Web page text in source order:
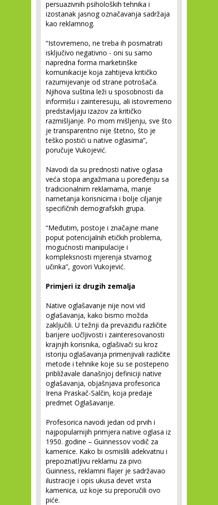
persuazivnih psiholoških tehnika i
izostanak jasnog označavanja sadržaja
kao reklamnog.
“Istovremeno, ne treba ih posmatrati
isključivo negativno - oni su samo
napredna forma marketinške
komunikacije koja zahtijeva kritičko
razumijevanje od strane potrošača.
Njihova suština leži u sposobnosti da
informišu i zainteresuju, ali istovremeno
predstavljaju izazov za kritičko
razmišljanje. Po mom mišljenju, sve što
je transparentno nije štetno, što je
teško postići u native oglasima”,
poručuje Vukojević.
Navodi da su prednosti native oglasa
veća stopa angažmana u poređenju sa
tradicionalnim reklamama, manje
nametanja korisnicima i bolje ciljanje
specifičnih demografskih grupa.
“Međutim, postoje i značajne mane
poput potencijalnih etičkih problema,
mogućnosti manipulacije i
kompleksnosti mjerenja stvarnog
učinka”, govori Vukojević.
Primjeri iz drugih zemalja
Native oglašavanje nije novi vid
oglašavanja, kako bismo možda
zaključili. U težnji da prevaziđu različite
barijere uočljivosti i zainteresovanosti
krajnjih korisnika, oglašivači su kroz
istoriju oglašavanja primenjivali različite
metode i tehnike koje su se postepeno
približavale današnjoj definiciji native
oglašavanja, objašnjava profesorica
Irena Praskač-Salčin, koja predaje
predmet Oglašavanje.
Profesorica navodi jedan od prvih i
najpopularnijih primjera native oglasa iz
1950. godine – Guinnessov vodič za
kamenice. Kako bi osmislili adekvatnu i
prepoznatljivu reklamu za pivo
Guinness, reklamni flajer je sadržavao
ilustracije i opis ukusa devet vrsta
kamenica, uz koje su preporučili ovo
piće.